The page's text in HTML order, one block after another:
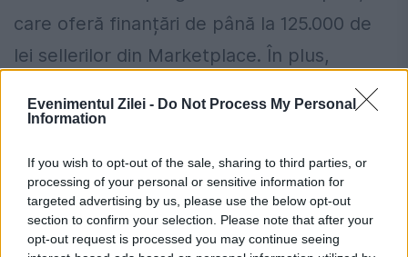
Evenimentul Zilei - Do Not Process My Personal
Information
If you wish to opt-out of the sale, sharing to third parties, or
processing of your personal or sensitive information for
targeted advertising by us, please use the below opt-out
section to confirm your selection. Please note that after your
opt-out request is processed you may continue seeing
care oferă finanțări de până la 125.000 de
lei sellerilor din Marketplace. În plus,
antreprenorii beneficiază de Project Mira –
asistentul virtual 24/7, noi...